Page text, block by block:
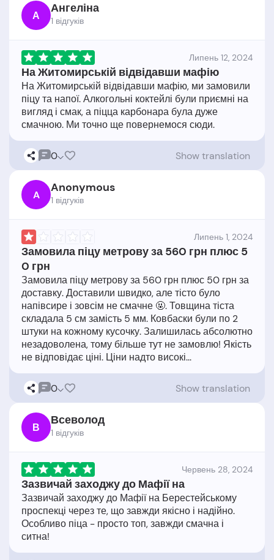
А Ангеліна
1 відгукiв
Липень 12, 2024
На Житомирській відвідавши мафію
На Житомирській відвідавши мафію, ми замовили
піцу та напої. Алкогольні коктейлі були приємні на
вигляд і смак, а піцца карбонара була дуже
0 Show translation
A Anonymous
1 відгукiв
Липень 1, 2024
Замовила піцу метрову за 560 грн плюс 5
0 грн
Замовила піцу метрову за 560 грн плюс 50 грн за
доставку. Доставили швидко, але тісто було
напівсире і зовсім не смачне 🤬. Товщина тіста
складала 5 см замість 5 мм. Ковбаски були по 2
штуки на кожному кусочку. Залишилась абсолютно
незадоволена, тому більше тут не замовлю! Якість
0 Show translation
В Всеволод
1 відгукiв
Червень 28, 2024
Зазвичай заходжу до Мафії на
Зазвичай заходжу до Мафії на Берестейському
проспекці через те, що завжди якісно і надійно.
Особливо піца - просто топ, завжди смачна і